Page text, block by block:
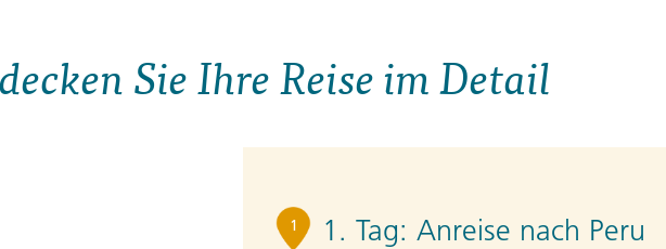
Sie Ihre Reise im Detail
1 1. Tag: Anreise nach Peru